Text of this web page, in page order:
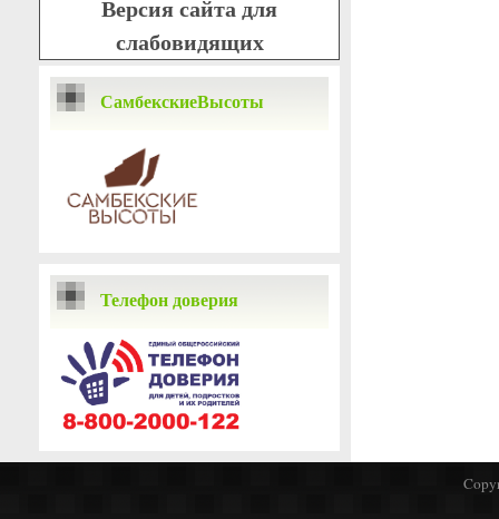
Версия сайта для
слабовидящих
СамбекскиеВысоты
Телефон доверия